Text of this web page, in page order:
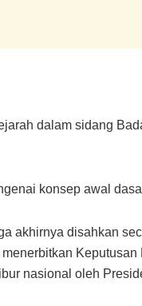
dalam sidang
konsep awal
akhirnya disahkan
nasional oleh